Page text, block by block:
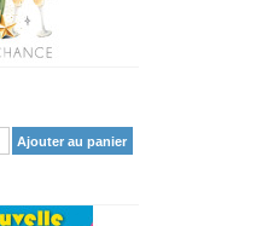
Ajouter au panier